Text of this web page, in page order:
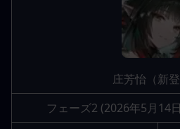
庄芳怡（新登
フェーズ2 (2026年5月14